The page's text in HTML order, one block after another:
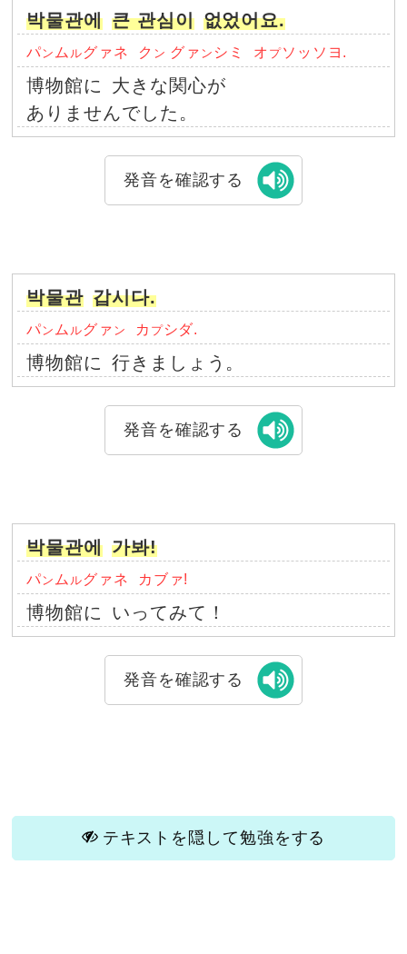
박물관에 큰 관심이 없었어요.
パン ム ルグァネ ク ン グァ ン シミ オ プソッソヨ.
博物館に
大きな関心が
ありませんでした。
発音を確認する
박물관 갑시다.
パン ム ルグァ ン カ プシダ.
博物館に 行きましょう。
発音を確認する
박물관에 가봐!
パン ム ルグァネ カブァ!
博物館に いってみて！
発音を確認する
テキストを隠して勉強をする